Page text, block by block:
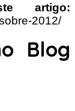
artigo:
2012/
Blog